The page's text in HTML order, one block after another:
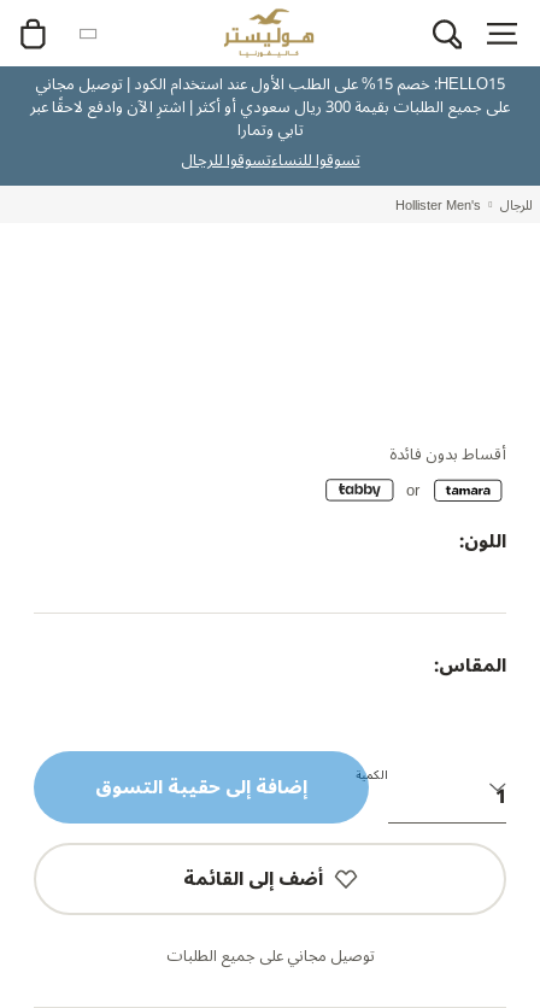
HELLO15: خصم 15% على الطلب الأول عند استخدام الكود | توصيل مجاني
على جميع الطلبات بقيمة 300 ريال سعودي أو أكثر | اشترِ الآن وادفع لاحقًا عبر
تابي وتمارا
تسوقوا للنساءتسوقوا للرجال
للرجال Hollister Men's
أقساط بدون فائدة
اللون:
المقاس:
الكمية إضافة إلى حقيبة التسوق
أضف إلى القائمة
توصيل مجاني على جميع الطلبات